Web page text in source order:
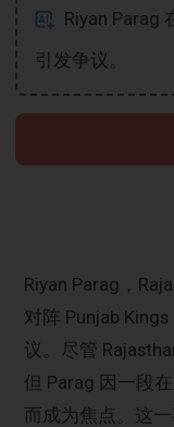
Riyan Parag
引发争议。
Riyan Parag，
对阵 Punjab
议。尽管
但 Parag 因一段
而成为焦点。这